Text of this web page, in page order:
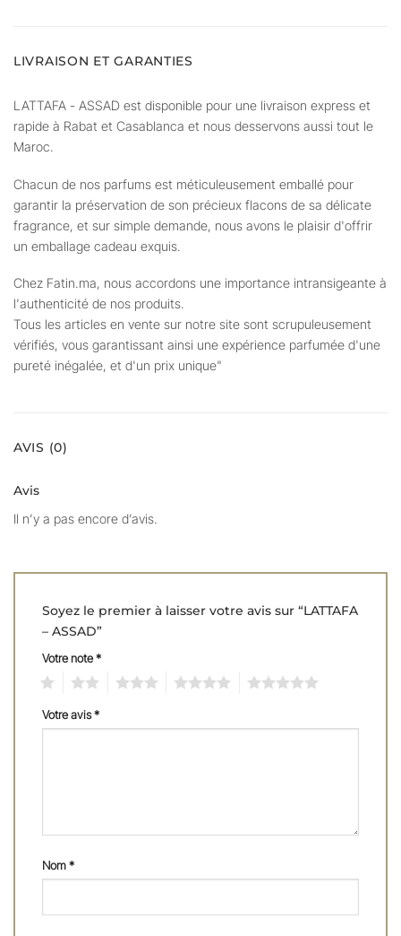
LIVRAISON ET GARANTIES
LATTAFA - ASSAD est disponible pour une livraison express et
rapide à Rabat et Casablanca et nous desservons aussi tout le
Maroc.
Chacun de nos parfums est méticuleusement emballé pour
garantir la préservation de son précieux flacons de sa délicate
fragrance, et sur simple demande, nous avons le plaisir d'offrir
un emballage cadeau exquis.
Chez Fatin.ma, nous accordons une importance intransigeante à
l'authenticité de nos produits.
Tous les articles en vente sur notre site sont scrupuleusement
vérifiés, vous garantissant ainsi une expérience parfumée d'une
pureté inégalée, et d'un prix unique"
AVIS (0)
Avis
Il n’y a pas encore d’avis.
Soyez le premier à laisser votre avis sur “LATTAFA
– ASSAD”
Votre note*
Votre avis*
Nom*